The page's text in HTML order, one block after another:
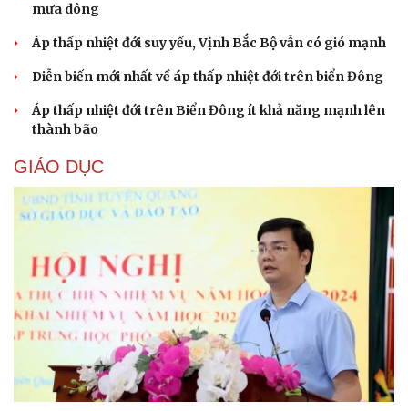
Cải chính
mưa dông
Áp thấp nhiệt đới suy yếu, Vịnh Bắc Bộ vẫn có gió mạnh
Diễn biến mới nhất về áp thấp nhiệt đới trên biển Đông
Áp thấp nhiệt đới trên Biển Đông ít khả năng mạnh lên
thành bão
GIÁO DỤC